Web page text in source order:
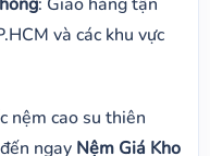
và các khu vực
nệm cao su thiên
ngay Nệm Giá Kho